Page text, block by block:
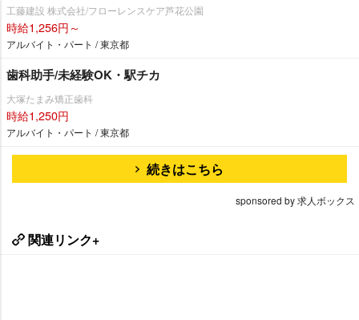
工藤建設 株式会社/フローレンスケア芦花公園
時給1,256円～
アルバイト・パート / 東京都
歯科助手/未経験OK・駅チカ
大塚たまみ矯正歯科
時給1,250円
アルバイト・パート / 東京都
続きはこちら
sponsored by 求人ボックス
関連リンク+